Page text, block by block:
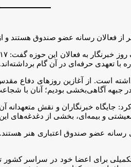
با تعهدی حرفه‌ای در آن گام برداشته‌اند.
است. از آغازین روزهای دفاع
جایگاه خبرنگاران و نقش متعهدانه
و بیمه‌ای، بخشی از دغدغه‌های
برای اعضا خود در سراسر کشور